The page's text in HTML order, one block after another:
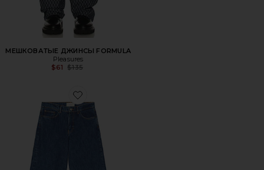
МЕШКОВАТЫЕ ДЖИНСЫ FORMULA
Pleasures
$61 Previous price:
$135
Favorite ДЖИНСЫ